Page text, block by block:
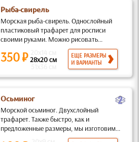
Рыба-свирель
Морская рыба-свирель. Однослойный
пластиковый трафарет для росписи
своими руками. Можно рисовать...
350 ₽28x20 см
ЕЩЕ РАЗМЕРЫ
И ВАРИАНТЫ
Осьминог b
Морской осьминог. Двухслойный
трафарет. Также быстро, как и
предложенные размеры, мы изготовим...